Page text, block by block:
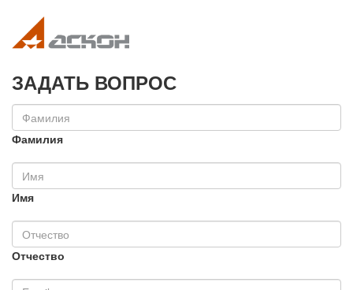
ЗАДАТЬ ВОПРОС
Фамилия
Имя
Отчество